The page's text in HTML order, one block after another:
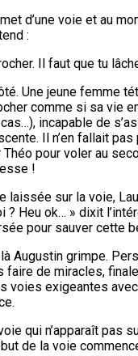
d’une voie et au
:
Il faut que tu
Une jeune femme
comme si sa vie
incapable de
Il n’en fallait
pour voler au
!
laissée sur la voie,
? Heu ok… » dixit
pour sauver cette
Augustin grimpe.
faire de miracles,
voies exigeantes
qui n’apparaît pas
de la voie